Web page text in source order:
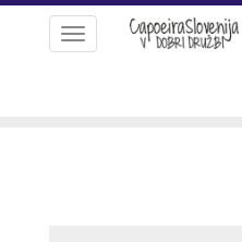
Toggle
navigation